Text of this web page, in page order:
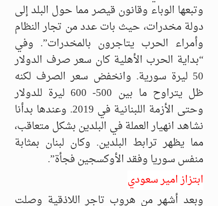
وتبعها الوباء وقانون قيصر مما حول البلد إلى
دولة مخدرات، حيث بات عدد من تجار النظام
وأمراء الحرب يتاجرون بالمخدرات”. وفي
“بداية الحرب الأهلية كان سعر صرف الدولار
50 ليرة سورية. وانخفض سعر الصرف لكنه
ظل يتراوح ما بين 500- 600 ليرة للدولار
وحتى الأزمة اللبنانية في 2019. وعندها بدأنا
نشاهد انهيار العملة في البلدين بشكل متعاقب،
مما يظهر ترابط البلدين. وكان لبنان بمثابة
منفس سوريا وفقد الأوكسجين فجأة”.
ابتزاز امير سعودي
وبعد أشهر من هروب تاجر اللاذقية وصلت